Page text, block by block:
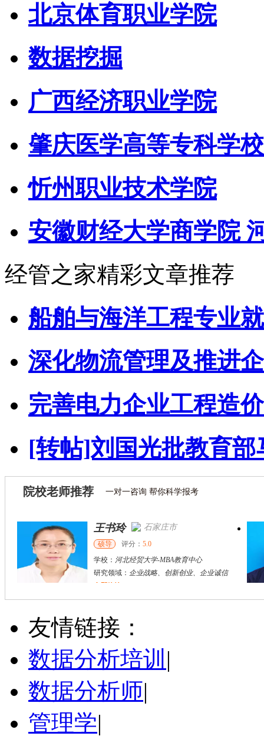
北京体育职业学院
数据挖掘
广西经济职业学院
肇庆医学高等专科学校
忻州职业技术学院
安徽财经大学商学院
经管之家精彩文章推荐
船舶与海洋工程专业
深化物流管理及推进
完善电力企业工程造
[转帖]刘国光批教育部
院校老师推荐 一对一咨询 帮你科学报考
王书玲 石家庄市
硕导 评分： 5.0
学校： 河北经贸大学-MBA教育中心
研究领域： 企业战略、创新创业、企业诚信
立即咨询
王风华 石家庄市
其他
学校：河北经贸大学
立即咨询
友情链接：
数据分析培训 |
数据分析师|
管理学|